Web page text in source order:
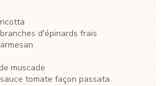
d'épinards frais
muscade
tomate façon passata